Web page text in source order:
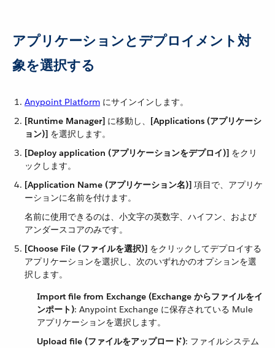
アプリケーションとデプロイメント対
象を選択する
Anypoint Platform ​ にサインインします。
[Runtime Manager] ​ に移動し、​ [Applications (アプリケーシ
ョン)] ​ を選択します。
[Deploy application (アプリケーションをデプロイ)] ​ をクリ
ックします。
[Application Name (アプリケーション名)] ​ 項目で、アプリケ
ーションに名前を付けます。
名前に使用できるのは、小文字の英数字、ハイフン、および
アンダースコアのみです。
[Choose File (ファイルを選択)] ​ をクリックしてデプロイする
アプリケーションを選択し、次のいずれかのオプションを選
択します。
Import file from Exchange (Exchange からファイルをイ
ンポート)​: Anypoint Exchange に保存されている Mule
アプリケーションを選択します。
Upload file (ファイルをアップロード)​: ファイルシステム